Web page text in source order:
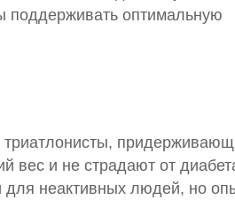
поддерживать оптимальную
вес и не страдают от
для неактивных людей, но